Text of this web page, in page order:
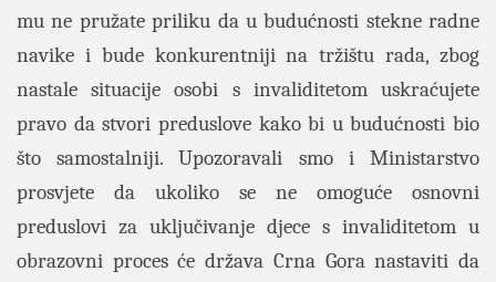
mu ne pružate priliku da u budućnosti stekne radne
navike i bude konkurentniji na tržištu rada, zbog
nastale situacije osobi s invaliditetom uskraćujete
pravo da stvori preduslove kako bi u budućnosti bio
što samostalniji. Upozoravali smo i Ministarstvo
prosvjete da ukoliko se ne omoguće osnovni
preduslovi za uključivanje djece s invaliditetom u
obrazovni proces će država Crna Gora nastaviti da